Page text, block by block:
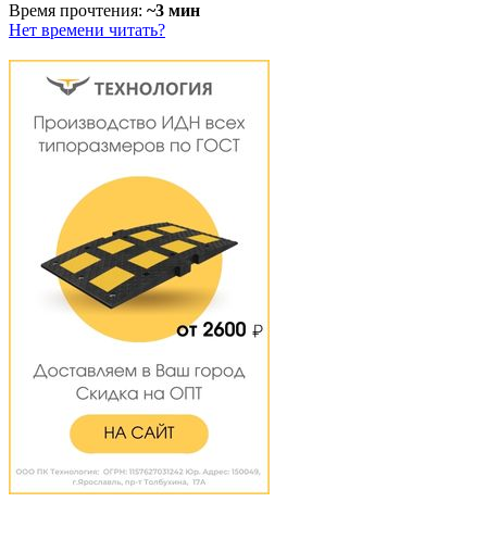
Время прочтения: ~3 мин
Нет времени читать?